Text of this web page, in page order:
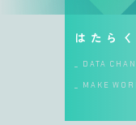
はたら
_ DATA
_ MAKE